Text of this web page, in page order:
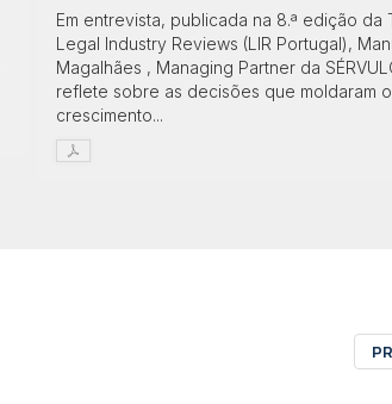
Em entrevista, publicada na 8.ª edição da
Legal Industry Reviews (LIR Portugal),
Magalhães , Managing Partner da
reflete sobre as decisões que moldaram o
crescimento...